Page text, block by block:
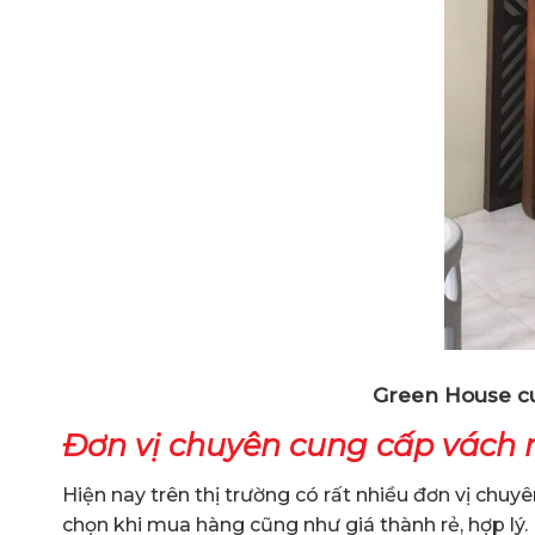
Green House
Đơn vị chuyên cung cấp
Hiện nay trên thị trường có rất nhiều đơn vị
chọn khi mua hàng cũng như giá thành rẻ, hợp lý.